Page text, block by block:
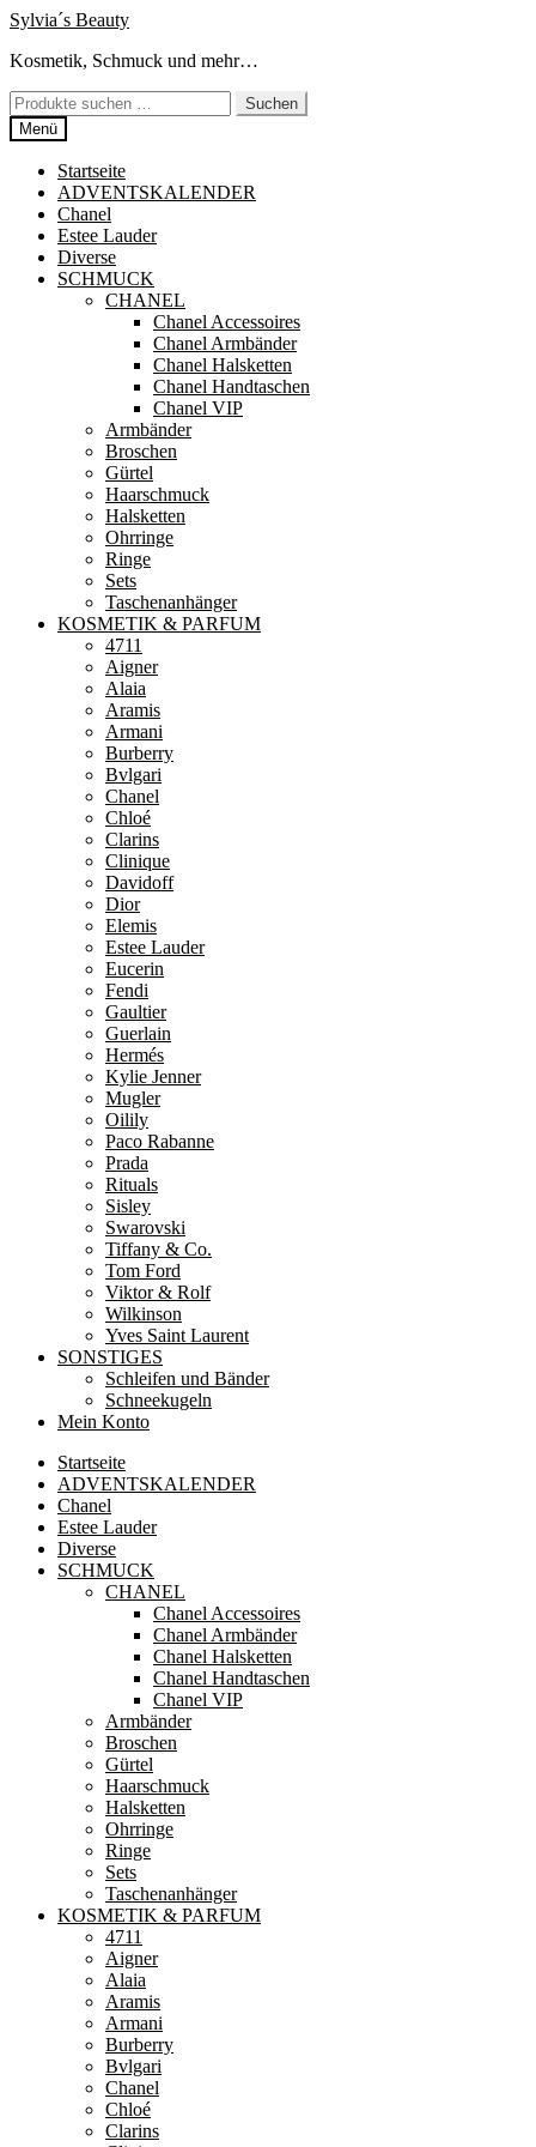
Zur
springen
Zum
springen
Sylvia´s Beauty
Kosmetik, Schmuck und mehr…
Suchen
nach:
Suchen
Menü
Startseite
ADVENTSKALENDER
Chanel
Estee Lauder
Diverse
SCHMUCK
CHANEL
Chanel Accessoires
Chanel Armbänder
Chanel Halsketten
Chanel Handtaschen
Chanel VIP
Armbänder
Broschen
Gürtel
Haarschmuck
Halsketten
Ohrringe
Ringe
Sets
Taschenanhänger
KOSMETIK & PARFUM
4711
Aigner
Alaia
Aramis
Armani
Burberry
Bvlgari
Chanel
Chloé
Clarins
Clinique
Davidoff
Dior
Elemis
Estee Lauder
Eucerin
Fendi
Gaultier
Guerlain
Hermés
Kylie Jenner
Mugler
Oilily
Paco Rabanne
Prada
Rituals
Sisley
Swarovski
Tiffany & Co.
Tom Ford
Viktor & Rolf
Wilkinson
Yves Saint Laurent
SONSTIGES
Schleifen und Bänder
Schneekugeln
Mein Konto
Startseite
ADVENTSKALENDER
Chanel
Estee Lauder
Diverse
SCHMUCK
CHANEL
Chanel Accessoires
Chanel Armbänder
Chanel Halsketten
Chanel Handtaschen
Chanel VIP
Armbänder
Broschen
Gürtel
Haarschmuck
Halsketten
Ohrringe
Ringe
Sets
Taschenanhänger
KOSMETIK & PARFUM
4711
Aigner
Alaia
Aramis
Armani
Burberry
Bvlgari
Chanel
Chloé
Clarins